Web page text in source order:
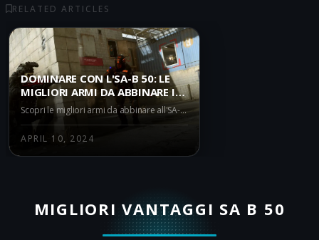
RELATED ARTICLES
DOMINARE CON L'SA-B 50: LE
MIGLIORI ARMI DA ABBINARE IN
WARZONE BATTLE ROYALE
Scopri le migliori armi da abbinare all'SA-B 50 in Warzone Battle Royale. Questo articolo offre una panoramica dell'SA-B 50 e delle sue potenziali combinazioni con altre armi come l'HRM-9, Striker 9 e Renetti.
APRIL 10, 2024
MIGLIORI VANTAGGI SA B 50